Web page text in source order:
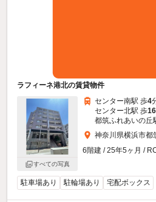
ラフィーネ港北の賃貸物件
すべての写真
センター南駅 歩4
センター北駅 歩16
都筑ふれあいの丘
神奈川県横浜市都
6階建 / 25年5ヶ月 /
駐車場あり 駐輪場あり 宅配ボックス